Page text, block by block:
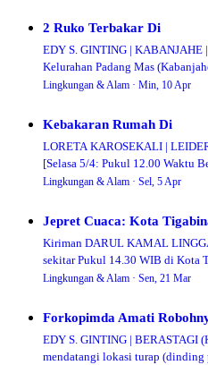
2 Ruko Terbakar Di
EDY S. GINTING | KABANJAHE
Kelurahan Padang Mas
disebabkan oleh korseleti…
Lingkungan & Alam · Min, 10 Apr
Kebakaran Rumah Di
LORETA KAROSEKALI |
[Selasa 5/4: Pukul 12.00 Waktu
menimpa sebuah rumah di
Lingkungan & Alam · Sel, 5 Apr
Jepret Cuaca: Kota
Kiriman DARUL KAMAL
sekitar Pukul 14.30 WIB di Kota
(Karo Singalorlau). Cuaca
Lingkungan & Alam · Sen, 21 Mar
Forkopimda Amati
EDY S. GINTING | BERASTAGI
mendatangi lokasi turap